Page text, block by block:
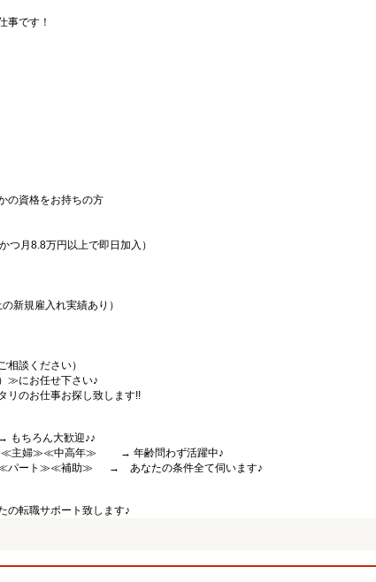
事です！
の資格をお持ちの方
つ月8.8万円以上で即日加入）
新規雇入れ実績あり）
相談ください）
≫にお任せ下さい♪
リのお仕事お探し致します!!
ん大歓迎♪♪
主婦≫≪中高年≫ → 年齢問わず活躍中♪
パート≫≪補助≫ → あなたの条件全て伺います♪
の転職サポート致します♪